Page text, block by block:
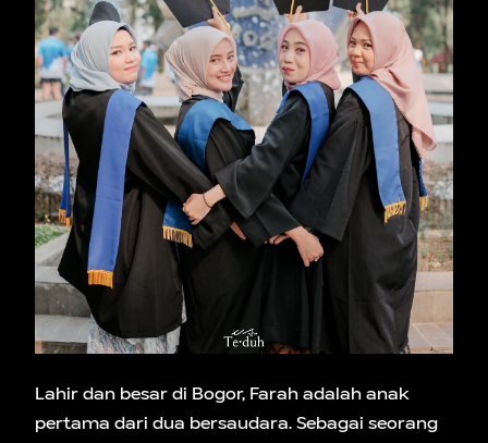
Lahir dan besar di Bogor, Farah adalah anak
pertama dari dua bersaudara. Sebagai seorang